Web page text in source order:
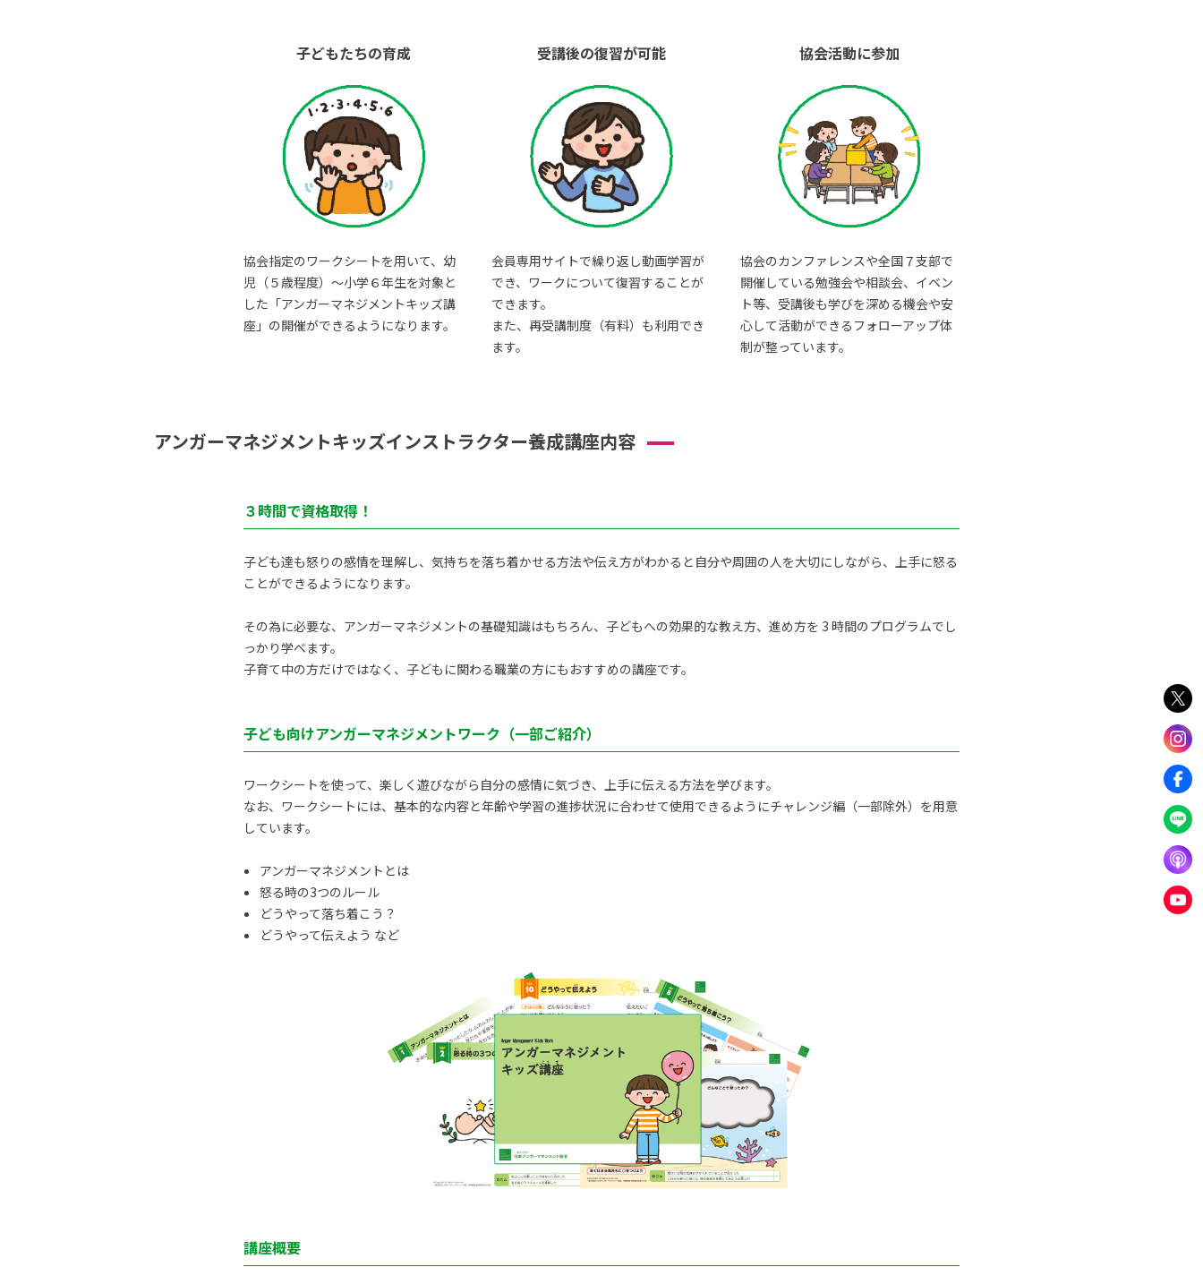
子どもたちの育成
協会指定のワークシートを用いて、幼
児（５歳程度）～小学６年生を対象と
した「アンガーマネジメントキッズ講
座」の開催ができるようになります。
受講後の復習が可能
会員専用サイトで繰り返し動画学習が
でき、ワークについて復習することが
できます。
また、再受講制度（有料）も利用でき
ます。
協会活動に参加
協会のカンファレンスや全国７支部で
開催している勉強会や相談会、イベン
ト等、受講後も学びを深める機会や安
心して活動ができるフォローアップ体
制が整っています。
アンガーマネジメントキッズインストラクター養成講座内容
３時間で資格取得！
子ども達も怒りの感情を理解し、気持ちを落ち着かせる方法や伝え方がわかると自分や周囲の人を大切にしながら、上手に怒る
ことができるようになります。
その為に必要な、アンガーマネジメントの基礎知識はもちろん、子どもへの効果的な教え方、進め方を 3 時間のプログラムでし
っかり学べます。
子育て中の方だけではなく、子どもに関わる職業の方にもおすすめの講座です。
子ども向けアンガーマネジメントワーク（一部ご紹介）
ワークシートを使って、楽しく遊びながら自分の感情に気づき、上手に伝える方法を学びます。
なお、ワークシートには、基本的な内容と年齢や学習の進捗状況に合わせて使用できるようにチャレンジ編（一部除外）を用意
しています。
アンガーマネジメントとは
怒る時の3つのルール
どうやって落ち着こう？
どうやって伝えよう など
講座概要